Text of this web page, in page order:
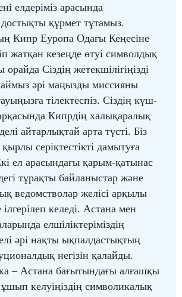
елдеріміз арасында
құрмет тұтамыз.
Кипр Еуропа Одағы Кеңесіне
жатқан кезеңде өтуі символдық
Сіздің жетекшілігіңізді
әрі маңызды миссияны
тілектеспіз. Сіздің күш-
арқасында Кипрдің халықаралық
айтарлықтай арта түсті. Біз
серіктестікті дамытуға
ел арасындағы қарым-қатынас
тұрақты байланыстар және
ведомстволар желісі арқылы
ілгерілеп келеді. Астана мен
елшіліктеріміздің
әрі нақты ықпалдастықтың
негізін қалайды.
– Астана бағытындағы алғашқы
келуіңіздің символикалық